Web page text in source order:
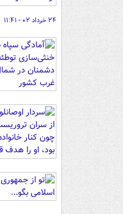
۲۴ خرداد ۰۲ - ۱۱:۴۱